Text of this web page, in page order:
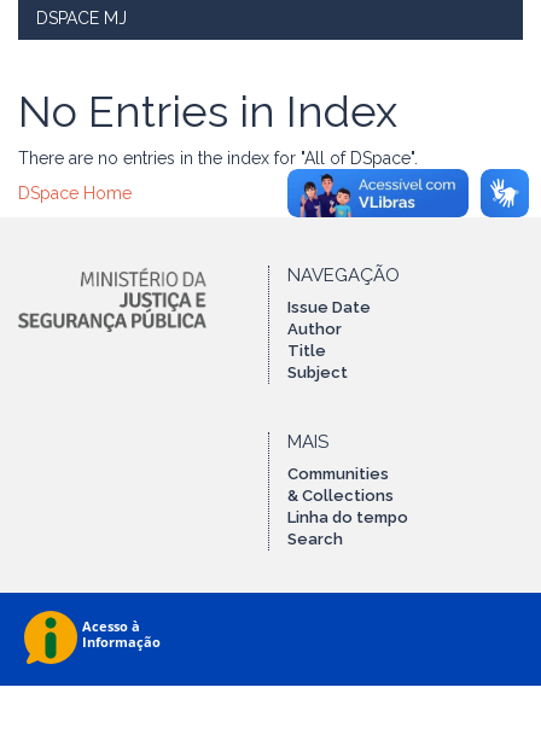
DSPACE MJ
No Entries in Index
There are no entries in the index for "All of DSpace".
DSpace Home
NAVEGAÇÃO
Issue Date
Author
Title
Subject
MAIS
Communities
& Collections
Linha do tempo
Search